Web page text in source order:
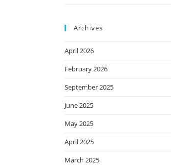
Archives
April 2026
February 2026
September 2025
June 2025
May 2025
April 2025
March 2025